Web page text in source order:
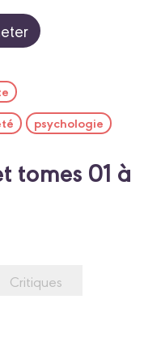
psychologie
tomes 01 à
Critiques